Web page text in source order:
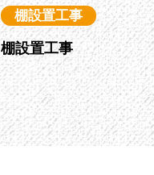
棚設置工事
棚設置工事